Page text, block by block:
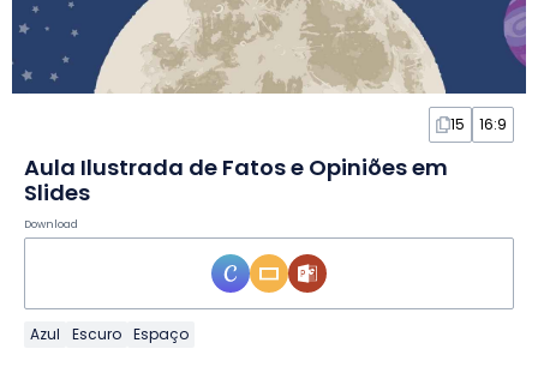
15 16:9
Aula Ilustrada de Fatos e Opiniões em
Slides
Download
Azul Escuro Espaço